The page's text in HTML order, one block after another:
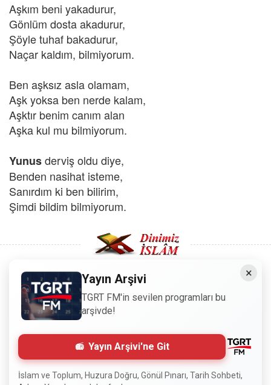
Aşkım beni yakadurur,
Gönlüm dosta akadurur,
Şöyle tuhaf bakadurur,
Naçar kaldım, bilmiyorum.
Ben aşksız asla olamam,
Aşk yoksa ben nerde kalam,
Aşktır benim canım alan
Aşka kul mu bilmiyorum.
Yunusderviş oldu diye,
Benden nasihat isteme,
Sanırdım ki ben bilirim,
Şimdi bildim bilmiyorum.
Copyright © 2008 - Dinimiz İslam. Her Hakkı Saklıdır.
Sitemizdeki bilgiler, bütün insanların istifadesi için
hazırlanmıştır. Orijinaline sadık kalmak şartıyla, izin
almaya gerek kalmadan, herkes istediği gibi alıp istifade
edebilir.
×
Yayın Arşivi
TGRT FM'in sevilen programları bu
arşivde!
Yayın Arşivi'ne Git
İslam ve Toplum, Huzura Doğru, Gönül Pınarı, Tarih Sohbeti,